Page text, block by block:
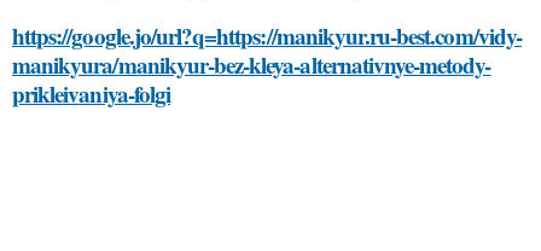
https://google.jo/url?q=https://manikyur.ru-best.com/vidy-
manikyura/manikyur-bez-kleya-alternativnye-metody-
prikleivaniya-folgi